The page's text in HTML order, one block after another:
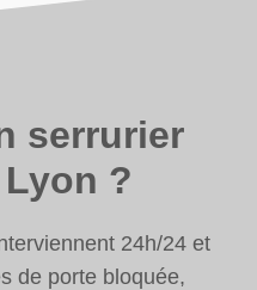
serrurier
?
24h/24 et
de porte bloquée,